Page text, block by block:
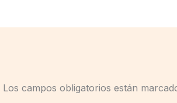
Los campos obligatorios están